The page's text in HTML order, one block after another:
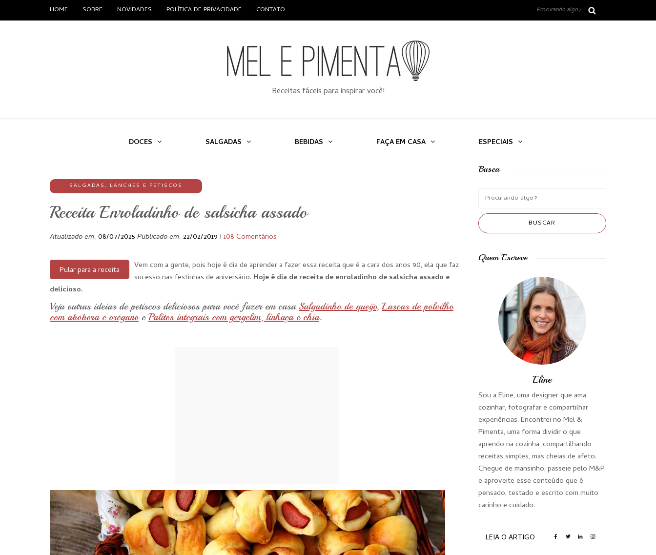
HOME SOBRE NOVIDADES POLÍTICA DE PRIVACIDADE CONTATO
Receitas fáceis para inspirar você!
DOCES SALGADAS BEBIDAS FAÇA EM CASA ESPECIAIS
SALGADAS, LANCHES E PETISCOS
Receita Enroladinho de salsicha assado
Atualizado em:08/07/2025 Publicado em:22/02/2019 I 108 Comentários
Pular para a receita
Vem com a gente, pois hoje é dia de aprender a fazer essa receita que é a cara dos anos 90, ela que faz
sucesso nas festinhas de aniversário. Hoje é dia de receita de enroladinho de salsicha assado e
delicioso.
Veja outras ideias de petiscos deliciosos para você fazer em casa Salgadinho de queijo, Lascas de polvilho
com abóbora e oréganoePalitos integrais com gergelim, linhaça e chia.
Busca
Quem Escreve
Eline
Sou a Eline, uma designer que ama
cozinhar, fotografar e compartilhar
experiências. Encontrei no Mel &
Pimenta, uma forma dividir o que
aprendo na cozinha, compartilhando
receitas simples, mas cheias de afeto.
Chegue de mansinho, passeie pelo M&P
e aproveite esse conteúdo que é
pensado, testado e escrito com muito
carinho e cuidado.
LEIA O ARTIGO